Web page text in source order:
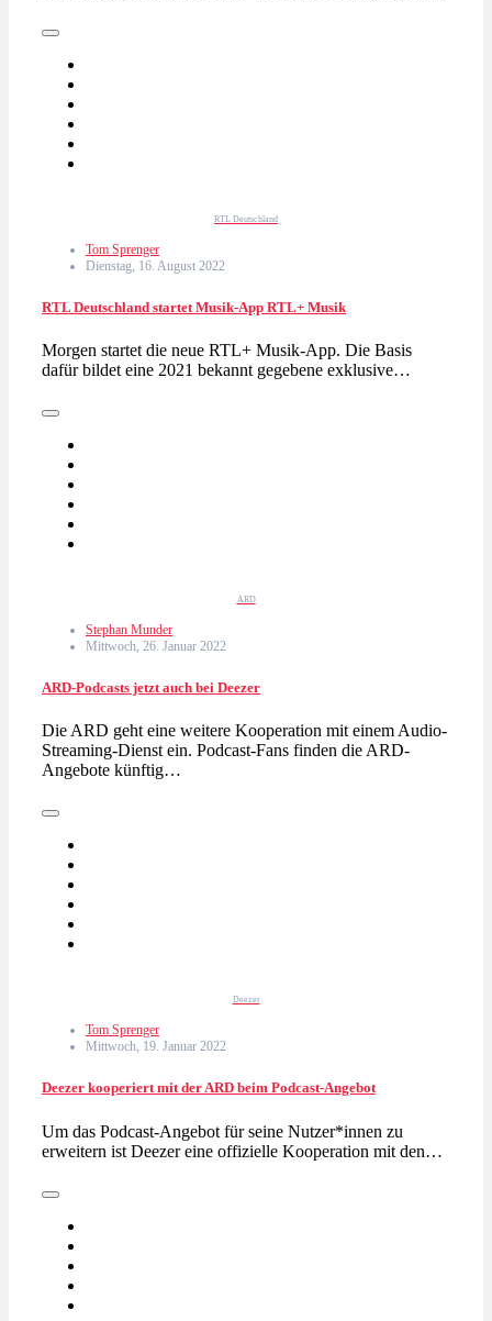
RTL Deutschland
Tom Sprenger
Dienstag, 16. August 2022
RTL Deutschland startet Musik-App RTL+ Musik
Morgen startet die neue RTL+ Musik-App. Die Basis
dafür bildet eine 2021 bekannt gegebene exklusive…
ARD
Stephan Munder
Mittwoch, 26. Januar 2022
ARD-Podcasts jetzt auch bei Deezer
Die ARD geht eine weitere Kooperation mit einem Audio-
Streaming-Dienst ein. Podcast-Fans finden die ARD-
Angebote künftig…
Deezer
Tom Sprenger
Mittwoch, 19. Januar 2022
Deezer kooperiert mit der ARD beim Podcast-Angebot
Um das Podcast-Angebot für seine Nutzer*innen zu
erweitern ist Deezer eine offizielle Kooperation mit den…